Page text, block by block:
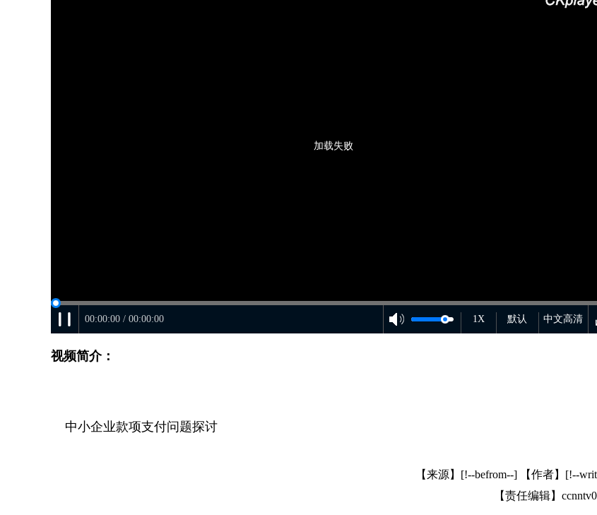
中文高清
1X 默认
00:00:00 / 00:00:00
加载失败
视频简介：
中小企业款项支付问题探讨
【来源】[!--befrom--] 【作者】[!--
【责任编辑】